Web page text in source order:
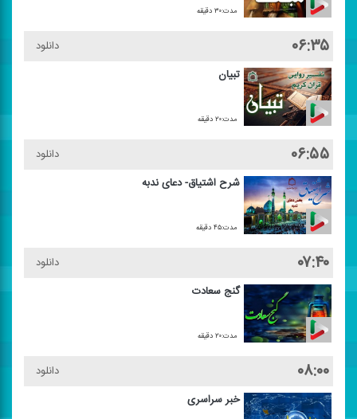
مدت:۳۰ دقیقه
۰۶:۳۵
دانلود
تبیان
مدت:۲۰ دقیقه
۰۶:۵۵
دانلود
شرح اشتیاق- دعای ندبه
مدت:۴۵ دقیقه
۰۷:۴۰
دانلود
گنج سعادت
مدت:۲۰ دقیقه
۰۸:۰۰
دانلود
خبر سراسری